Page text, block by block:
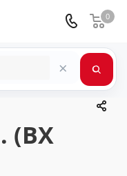
0
×
(BX